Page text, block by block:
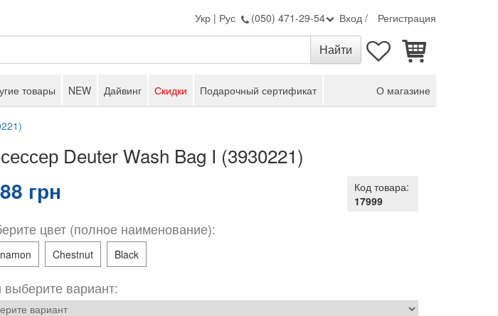
Укр | Рус (050) 471-29-54 Вход / Регистрация
товары NEW Дайвинг Скидки Подарочный сертификат О магазине
Deuter Wash Bag I (3930221)
Код товара:
17999
грн
цвет (полное наименование):
Chestnut Black
вариант: